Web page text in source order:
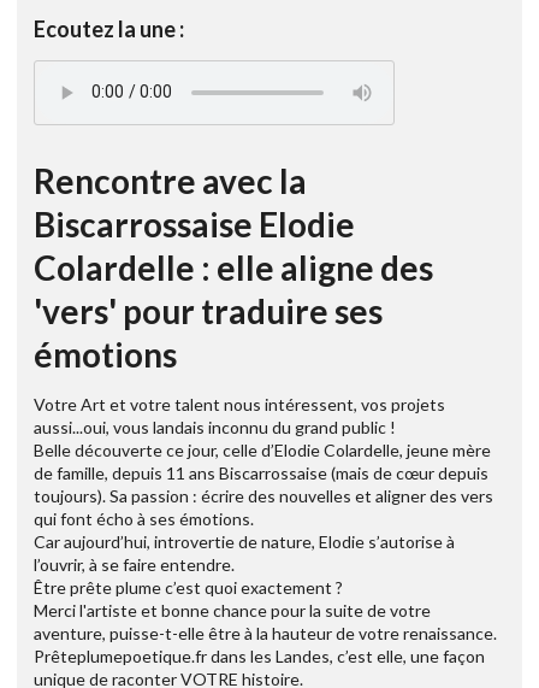
Ecoutez la une :
Rencontre avec la
Biscarrossaise Elodie
Colardelle : elle aligne des
'vers' pour traduire ses
émotions
Votre Art et votre talent nous intéressent, vos projets
aussi...oui, vous landais inconnu du grand public !
Belle découverte ce jour, celle d’Elodie Colardelle, jeune mère
de famille, depuis 11 ans Biscarrossaise (mais de cœur depuis
toujours). Sa passion : écrire des nouvelles et aligner des vers
qui font écho à ses émotions.
Car aujourd’hui, introvertie de nature, Elodie s’autorise à
l’ouvrir, à se faire entendre.
Être prête plume c’est quoi exactement ?
Merci l'artiste et bonne chance pour la suite de votre
aventure, puisse-t-elle être à la hauteur de votre renaissance.
Prêteplumepoetique.fr dans les Landes, c’est elle, une façon
unique de raconter VOTRE histoire.